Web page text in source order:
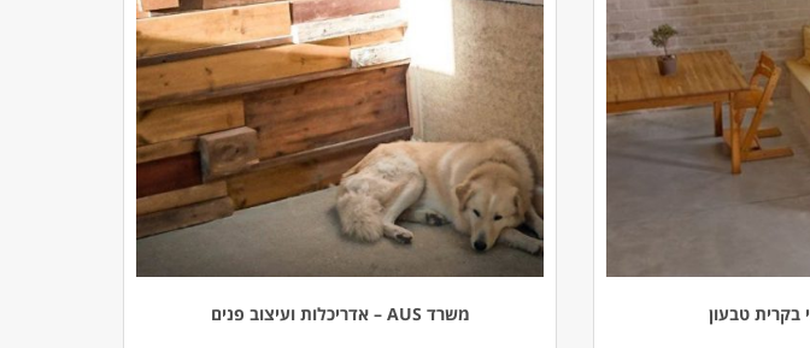
בקרית טבעון משרד AUS – אדריכלות ועיצוב פנים